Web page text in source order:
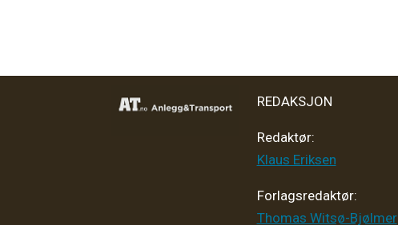
REDAKSJON
Redaktør:
Klaus Eriksen
Forlagsredaktør:
Thomas Witsø-Bjølmer